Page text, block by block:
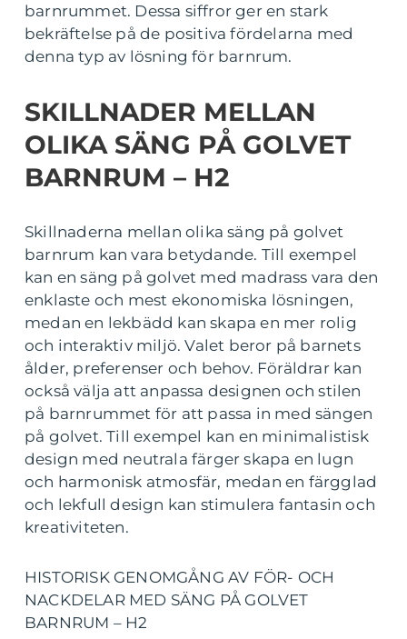
barnrummet. Dessa siffror ger en stark
bekräftelse på de positiva fördelarna med
denna typ av lösning för barnrum.
SKILLNADER MELLAN
OLIKA SÄNG PÅ GOLVET
BARNRUM – H2
Skillnaderna mellan olika säng på golvet
barnrum kan vara betydande. Till exempel
kan en säng på golvet med madrass vara den
enklaste och mest ekonomiska lösningen,
medan en lekbädd kan skapa en mer rolig
och interaktiv miljö. Valet beror på barnets
ålder, preferenser och behov. Föräldrar kan
också välja att anpassa designen och stilen
på barnrummet för att passa in med sängen
på golvet. Till exempel kan en minimalistisk
design med neutrala färger skapa en lugn
och harmonisk atmosfär, medan en färgglad
och lekfull design kan stimulera fantasin och
kreativiteten.
HISTORISK GENOMGÅNG AV FÖR- OCH
NACKDELAR MED SÄNG PÅ GOLVET
BARNRUM – H2